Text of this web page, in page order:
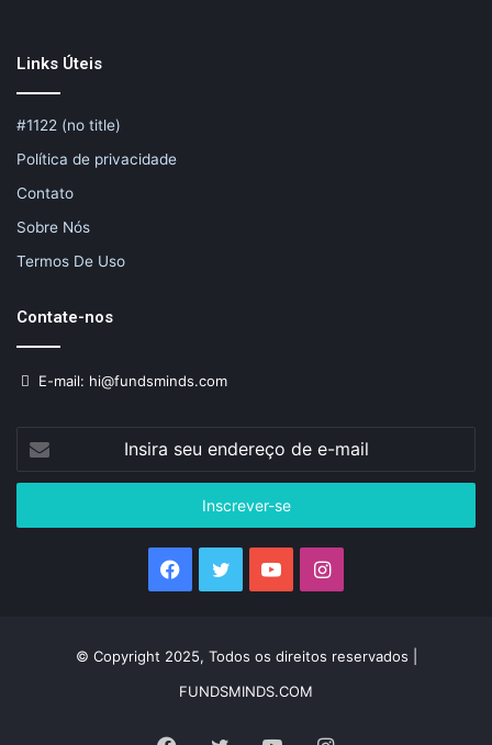
Links Úteis
#1122 (no title)
Política de privacidade
Contato
Sobre Nós
Termos De Uso
Contate-nos
E-mail: hi@fundsminds.com
Insira
seu
endereço
e-
Facebook
Twitter YouTubeInstagram
© Copyright 2025, Todos os direitos reservados |
FUNDSMINDS.COM